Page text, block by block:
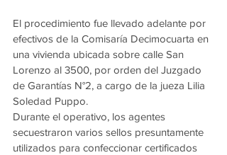
El procedimiento fue llevado adelante por
efectivos de la Comisaría Decimocuarta en
una vivienda ubicada sobre calle San
Lorenzo al 3500, por orden del Juzgado
de Garantías N°2, a cargo de la jueza Lilia
Soledad Puppo.
Durante el operativo, los agentes
secuestraron varios sellos presuntamente
utilizados para confeccionar certificados